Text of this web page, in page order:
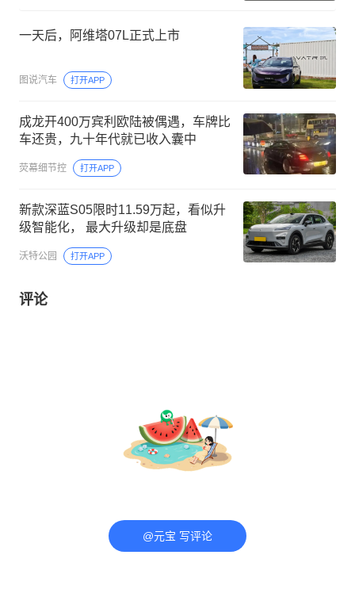
一天后，阿维塔07L正式上市
图说汽车 打开APP
成龙开400万宾利欧陆被偶遇，车牌比
车还贵，九十年代就已收入囊中
荧幕细节控 打开APP
新款深蓝S05限时11.59万起，看似升
级智能化， 最大升级却是底盘
沃特公园 打开APP
评论
@元宝 写评论